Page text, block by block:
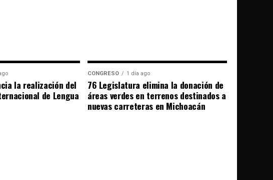
la realización del
de Lengua
CONGRESO 1 día ago
76 Legislatura elimina la donación de
áreas verdes en terrenos destinados a
nuevas carreteras en Michoacán